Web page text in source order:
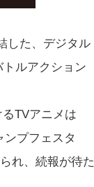
した、デジタル
ルアクション
TVアニメは
ンプフェスタ
れ、続報が待た